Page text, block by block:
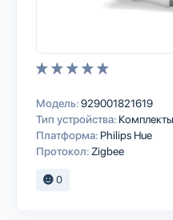
Модель:929001821619
Тип устройства: Комплекты
Платформа: Philips Hue
Протокол: Zigbee
0